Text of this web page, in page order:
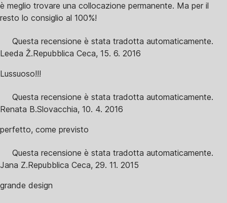
è meglio trovare una collocazione permanente. Ma per il
resto lo consiglio al 100%!
Questa recensione è stata tradotta automaticamente.
Leeda Ž.Repubblica Ceca, 15. 6. 2016
Lussuoso!!!
Questa recensione è stata tradotta automaticamente.
Renata B.Slovacchia, 10. 4. 2016
perfetto, come previsto
Questa recensione è stata tradotta automaticamente.
Jana Z.Repubblica Ceca, 29. 11. 2015
grande design